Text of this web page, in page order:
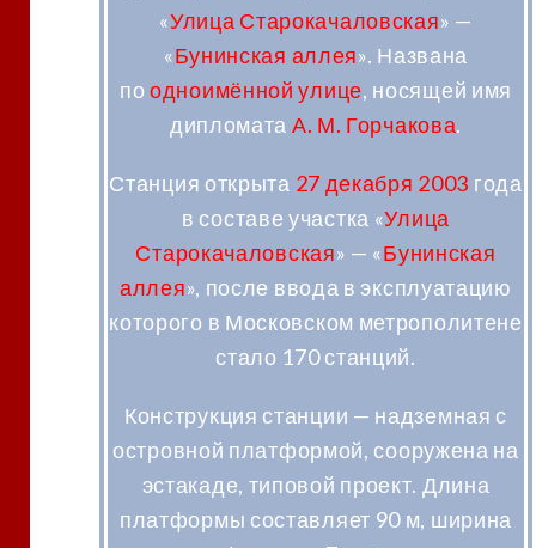
«Улица Старокачаловская» —
«Бунинская аллея». Названа
поодноимённой улице, носящей имя
дипломата А. М. Горчакова.
Станция открыта 27 декабря 2003 года
в составе участка «Улица
Старокачаловская» — «Бунинская
аллея», после ввода в эксплуатацию
которого в Московском метрополитене
стало 170 станций.
Конструкция станции — надземная с
островной платформой, сооружена на
эстакаде, типовой проект. Длина
платформы составляет 90 м, ширина